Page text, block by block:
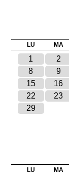
LU MA
1 2
8
9
15
16
22
23
29
LU MA